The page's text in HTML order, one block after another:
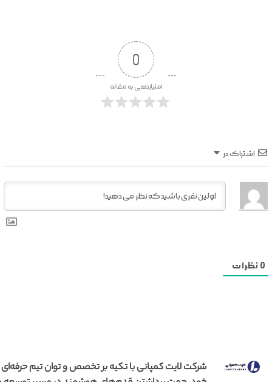
0
امتیازدهی به مقاله
اشتراک در
0 نظرات
شرکت لایت کمپانی با تکیه بر تخصص و توان تیم حرفه‌ای